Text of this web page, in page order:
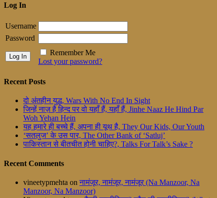
Log In
Username
Password
Remember Me
Lost your password?
Recent Posts
दो अंतहीन युद्ध, Wars With No End In Sight
जिन्हें नाज़ है हिन्द पर वो यहाँ हैं, यहाँ हैं, Jinhe Naaz He Hind Par
Woh Yehan Hein
यह हमारे ही बच्चे हैं, अपना ही यूथ है, They Our Kids, Our Youth
‘सतलुज’ के उस पार, The Other Bank of ‘Satluj’
पाकिस्तान से बीतचीत होनी चाहिए?, Talks For Talk’s Sake ?
Recent Comments
vineetypmehta on नामंजूर, नामंजूर, नामंजूर (Na Manzoor, Na
Manzoor, Na Manzoor)